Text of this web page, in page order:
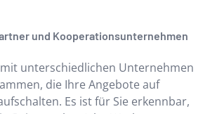
und Kooperationsunternehmen
unterschiedlichen Unternehmen
die Ihre Angebote auf
Es ist für Sie erkennbar,